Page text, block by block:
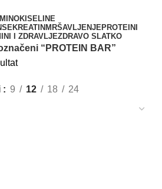
KREATIN MRŠAVLJENJEPROTEINI
I ZDRAVLJEZDRAVO SLATKO
“PROTEIN BAR”
9 12 18 24